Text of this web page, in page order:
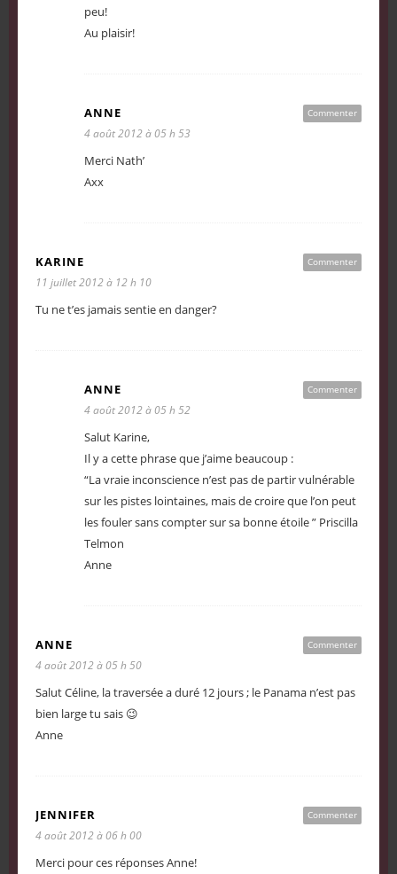
peu!
Au plaisir!
Commenter
ANNE
4 août 2012 à 05 h 53
Merci Nath’
Axx
Commenter
KARINE
11 juillet 2012 à 12 h 10
Tu ne t’es jamais sentie en danger?
Commenter
ANNE
4 août 2012 à 05 h 52
Salut Karine,
Il y a cette phrase que j’aime beaucoup :
“La vraie inconscience n’est pas de partir vulnérable
sur les pistes lointaines, mais de croire que l’on peut
les fouler sans compter sur sa bonne étoile ” Priscilla
Telmon
Anne
Commenter
ANNE
4 août 2012 à 05 h 50
Salut Céline, la traversée a duré 12 jours ; le Panama n’est pas
bien large tu sais 😉
Anne
Commenter
JENNIFER
4 août 2012 à 06 h 00
Merci pour ces réponses Anne!